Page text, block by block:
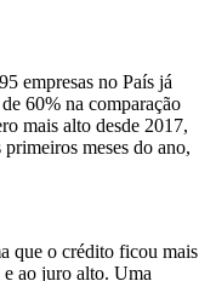
empresas no País já
60% na comparação
mais alto desde 2017,
meses do ano,
que o crédito ficou mais
ao juro alto. Uma